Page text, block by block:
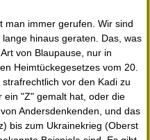
man immer gerufen. Wir sind
hinaus geraten. Das, was
von Blaupause, nur in
Heimtückegesetzes vom 20.
vor den Kadi zu
ein "Z" gemalt hat, oder die
Andersdenkenden, und das
bis zum Ukrainekrieg (Oberst